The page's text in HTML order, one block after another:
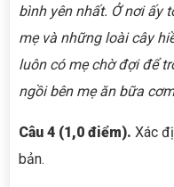
bình yên nhất. Ở nơi ấy
mẹ và những loài cây
luôn có mẹ chờ đợi để
ngồi bên mẹ ăn bữa
Câu 4 (1,0 điểm). Xác
bản.